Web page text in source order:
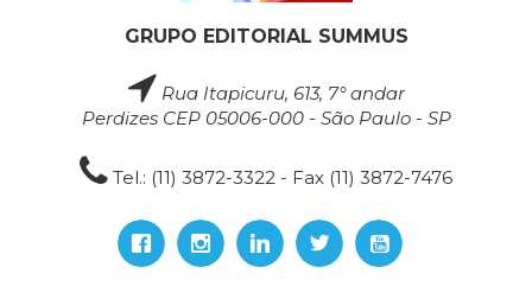
GRUPO EDITORIAL SUMMUS
Rua Itapicuru, 613, 7° andar
Perdizes CEP 05006-000 - São Paulo - SP
Tel.: (11) 3872-3322 - Fax (11) 3872-7476